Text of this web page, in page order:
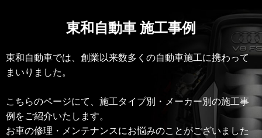
東和自動車 施工事例
東和自動車では、創業以来数多くの自動車施工に携わって
まいりました。
こちらのページにて、施工タイプ別・メーカー別の施工事
例をご紹介いたします。
お車の修理・メンテナンスにお悩みのことがございました